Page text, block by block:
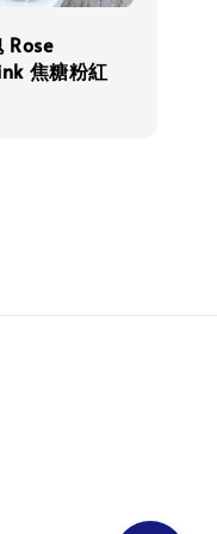
Rose
焦糖粉紅